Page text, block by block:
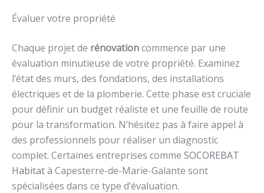
Évaluer votre propriété
Chaque projet de rénovationcommence par une
évaluation minutieuse de votre propriété. Examinez
l’état des murs, des fondations, des installations
électriques et de la plomberie. Cette phase est cruciale
pour définir un budget réaliste et une feuille de route
pour la transformation. N’hésitez pas à faire appel à
des professionnels pour réaliser un diagnostic
complet. Certaines entreprises comme SOCOREBAT
Habitatà Capesterre-de-Marie-Galante sont
spécialisées dans ce type d’évaluation.